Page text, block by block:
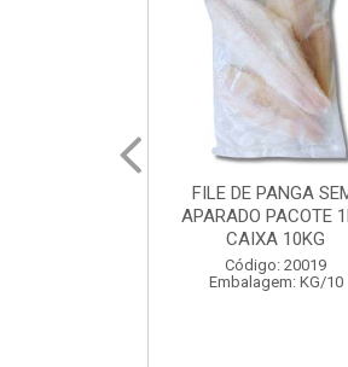
POLACA
PESCAMARES
CX10KG
Código: 20161
Embalagem: KG/10